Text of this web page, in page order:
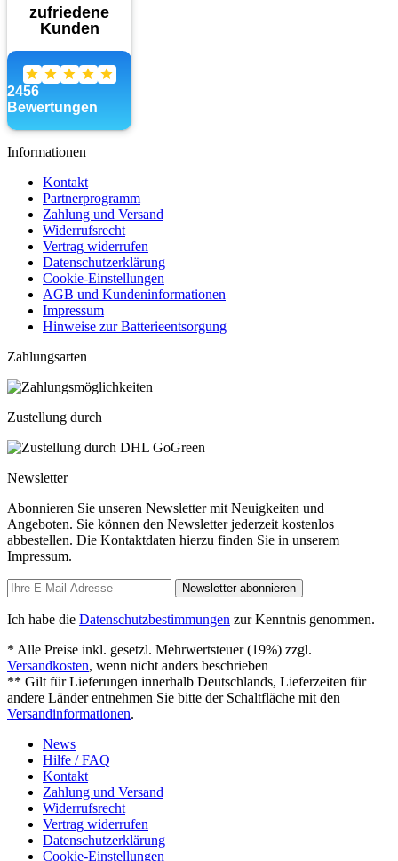
Informationen
Kontakt
Partnerprogramm
Zahlung und Versand
Widerrufsrecht
Vertrag widerrufen
Datenschutzerklärung
Cookie-Einstellungen
AGB und Kundeninformationen
Impressum
Hinweise zur Batterieentsorgung
Zahlungsarten
Zustellung durch
Newsletter
Abonnieren Sie unseren Newsletter mit Neuigkeiten und
Angeboten. Sie können den Newsletter jederzeit kostenlos
abbestellen. Die Kontaktdaten hierzu finden Sie in unserem
Impressum.
Newsletter abonnieren
Ich habe die Datenschutzbestimmungen zur Kenntnis genommen.
* Alle Preise inkl. gesetzl. Mehrwertsteuer (19%) zzgl.
Versandkosten, wenn nicht anders beschrieben
** Gilt für Lieferungen innerhalb Deutschlands, Lieferzeiten für
andere Länder entnehmen Sie bitte der Schaltfläche mit den
Versandinformationen.
News
Hilfe / FAQ
Kontakt
Zahlung und Versand
Widerrufsrecht
Vertrag widerrufen
Datenschutzerklärung
Cookie-Einstellungen